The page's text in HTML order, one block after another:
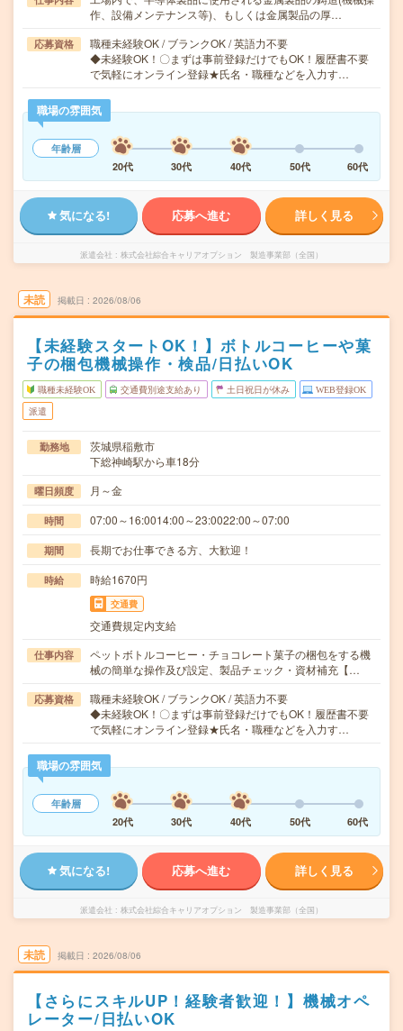
作、設備メンテナンス等)、もしくは金属製品の厚…
応募資格
職種未経験OK / ブランクOK / 英語力不要
◆未経験OK！〇まずは事前登録だけでもOK！履歴書不要
で気軽にオンライン登録★氏名・職種などを入力す…
職場の雰囲気
年齢層
20代
30代 40代 50代 60代
気になる! 応募へ進む 詳しく見る
派遣会社 株式会社綜合キャリアオプション 製造事業部（全国）
未読 掲載日 2026/08/06
【未経験スタートOK！】ボトルコーヒーや菓
子の梱包機械操作・検品/日払いOK
職種未経験OK 交通費別途支給あり 土日祝日が休み WEB登録OK
派遣
勤務地
茨城県稲敷市
下総神崎駅から車18分
曜日頻度 月～金
時間 07:00～16:0014:00～23:0022:00～07:00
期間 長期でお仕事できる方、大歓迎！
時給 時給1670円
交通費
交通費規定内支給
仕事内容
ペットボトルコーヒー・チョコレート菓子の梱包をする機
械の簡単な操作及び設定、製品チェック・資材補充【…
応募資格
職種未経験OK / ブランクOK / 英語力不要
◆未経験OK！〇まずは事前登録だけでもOK！履歴書不要
で気軽にオンライン登録★氏名・職種などを入力す…
職場の雰囲気
年齢層
20代
30代 40代 50代 60代
気になる! 応募へ進む 詳しく見る
派遣会社 株式会社綜合キャリアオプション 製造事業部（全国）
未読 掲載日 2026/08/06
【さらにスキルUP！経験者歓迎！】機械オペ
レーター/日払いOK